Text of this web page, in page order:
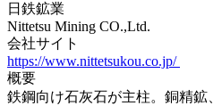
日鉄鉱業
Nittetsu Mining CO.,Ltd.
会社サイト
https://www.nittetsukou.co.jp/
概要
鉄鋼向け石灰石が主柱。銅精鉱